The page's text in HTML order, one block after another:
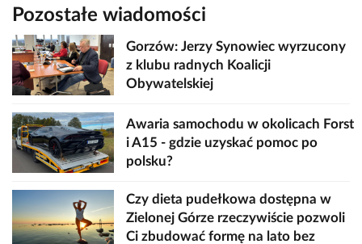
Pozostałe wiadomości
Gorzów: Jerzy Synowiec wyrzucony
z klubu radnych Koalicji
Obywatelskiej
Awaria samochodu w okolicach Forst
i A15 - gdzie uzyskać pomoc po
polsku?
Czy dieta pudełkowa dostępna w
Zielonej Górze rzeczywiście pozwoli
Ci zbudować formę na lato bez